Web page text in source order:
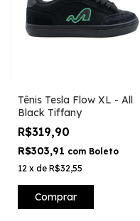
Tênis Tesla Flow XL - All
Black Tiffany
R$319,90
R$303,91 com Boleto
12 x de R$32,55
Comprar